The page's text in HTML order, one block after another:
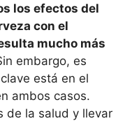
los efectos del
con el
mucho más
embargo, es
está en el
ambos casos.
de la salud y llevar